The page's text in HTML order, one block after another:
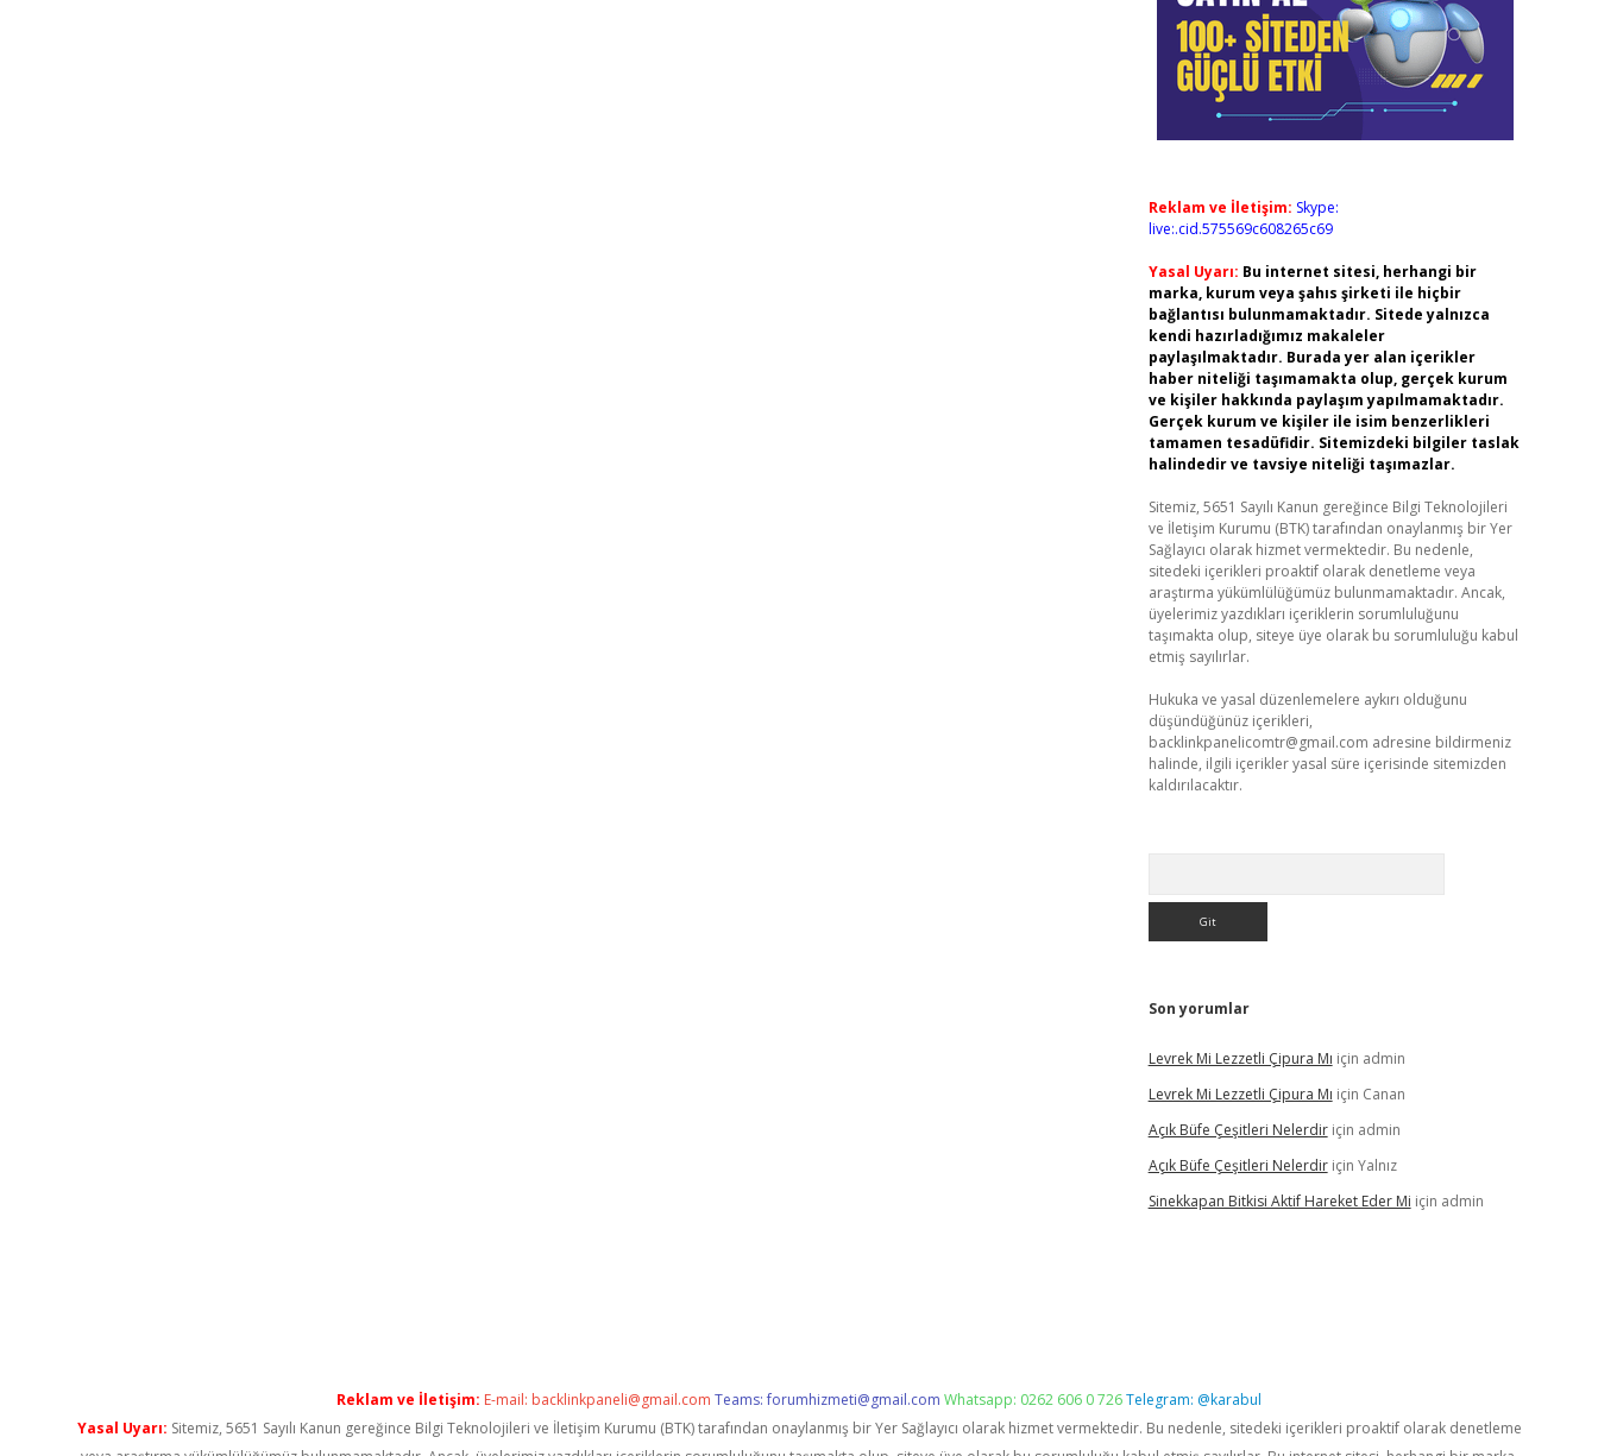
Reklam ve İletişim: Skype:
live:.cid.575569c608265c69
Yasal Uyarı: Bu internet sitesi, herhangi bir
marka, kurum veya şahıs şirketi ile hiçbir
bağlantısı bulunmamaktadır. Sitede yalnızca
kendi hazırladığımız makaleler
paylaşılmaktadır. Burada yer alan içerikler
haber niteliği taşımamakta olup, gerçek kurum
ve kişiler hakkında paylaşım yapılmamaktadır.
Gerçek kurum ve kişiler ile isim benzerlikleri
tamamen tesadüfidir. Sitemizdeki bilgiler taslak
halindedir ve tavsiye niteliği taşımazlar.
Sitemiz, 5651 Sayılı Kanun gereğince Bilgi Teknolojileri
ve İletişim Kurumu (BTK) tarafından onaylanmış bir Yer
Sağlayıcı olarak hizmet vermektedir. Bu nedenle,
sitedeki içerikleri proaktif olarak denetleme veya
araştırma yükümlülüğümüz bulunmamaktadır. Ancak,
üyelerimiz yazdıkları içeriklerin sorumluluğunu
taşımakta olup, siteye üye olarak bu sorumluluğu kabul
etmiş sayılırlar.
Hukuka ve yasal düzenlemelere aykırı olduğunu
düşündüğünüz içerikleri,
backlinkpanelicomtr@gmail.com adresine bildirmeniz
halinde, ilgili içerikler yasal süre içerisinde sitemizden
kaldırılacaktır.
Son yorumlar
Levrek Mi Lezzetli Çipura Mı için admin
Levrek Mi Lezzetli Çipura Mı için Canan
Açık Büfe Çeşitleri Nelerdiriçin admin
Açık Büfe Çeşitleri Nelerdiriçin Yalnız
Sinekkapan Bitkisi Aktif Hareket Eder Mi için admin
Reklam ve İletişim: E-mail: backlinkpaneli@gmail.com Teams:forumhizmeti@gmail.com Whatsapp: 0262 606 0 726Telegram: @karabul
Yasal Uyarı: Sitemiz, 5651 Sayılı Kanun gereğince Bilgi Teknolojileri ve İletişim Kurumu (BTK) tarafından onaylanmış bir Yer Sağlayıcı olarak hizmet vermektedir. Bu nedenle, sitedeki içerikleri proaktif olarak denetleme